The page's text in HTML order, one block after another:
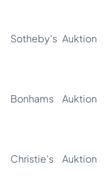
Sotheby's Auktion
Bonhams Auktion
Christie's Auktion